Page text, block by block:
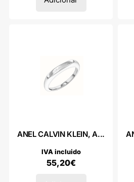
ANEL CALVIN KLEIN, A...
55,20€
IVA incluido